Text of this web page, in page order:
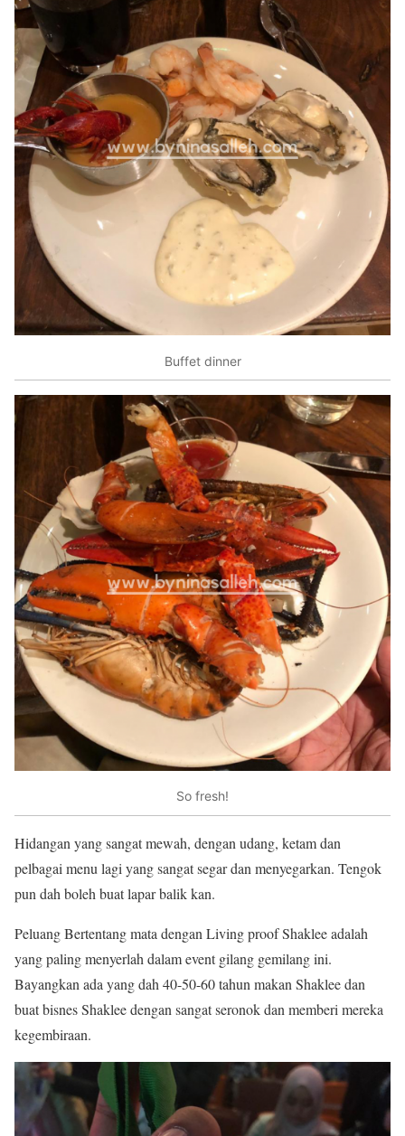
Buffet dinner
So fresh!
Hidangan yang sangat mewah, dengan udang, ketam dan
pelbagai menu lagi yang sangat segar dan menyegarkan. Tengok
pun dah boleh buat lapar balik kan.
Peluang Bertentang mata dengan Living proof Shaklee adalah
yang paling menyerlah dalam event gilang gemilang ini.
Bayangkan ada yang dah 40-50-60 tahun makan Shaklee dan
buat bisnes Shaklee dengan sangat seronok dan memberi mereka
kegembiraan.